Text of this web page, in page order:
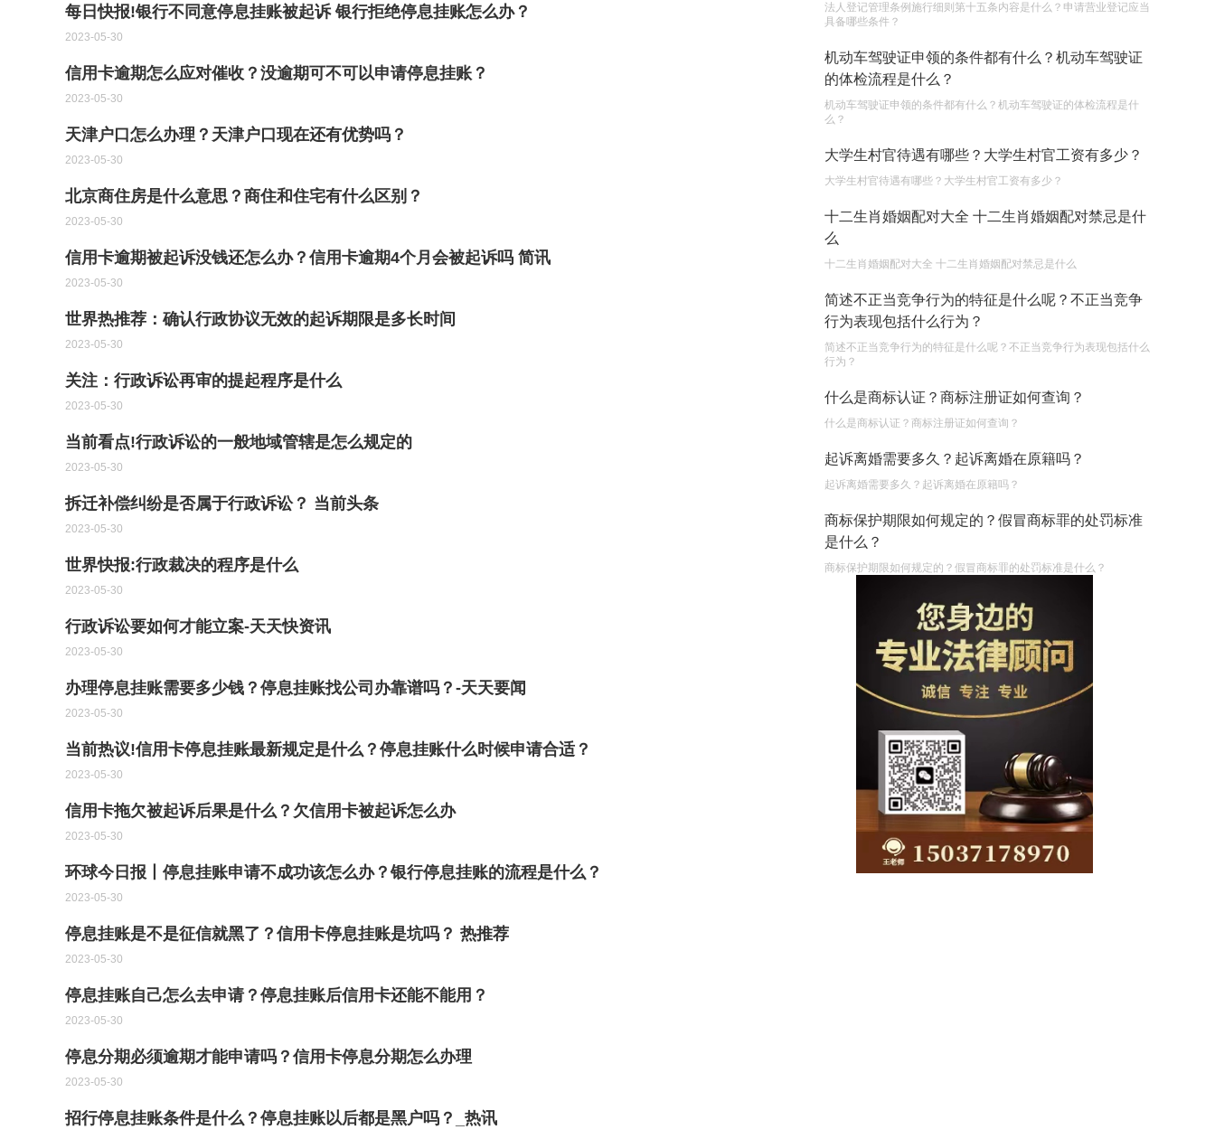
每日快报!银行不同意停息挂账被起诉 银行拒绝停息挂账怎么办？
2023-05-30
信用卡逾期怎么应对催收？没逾期可不可以申请停息挂账？
2023-05-30
天津户口怎么办理？天津户口现在还有优势吗？
2023-05-30
北京商住房是什么意思？商住和住宅有什么区别？
2023-05-30
信用卡逾期被起诉没钱还怎么办？信用卡逾期4个月会被起诉吗 简讯
2023-05-30
世界热推荐：确认行政协议无效的起诉期限是多长时间
2023-05-30
关注：行政诉讼再审的提起程序是什么
2023-05-30
当前看点!行政诉讼的一般地域管辖是怎么规定的
2023-05-30
拆迁补偿纠纷是否属于行政诉讼？ 当前头条
2023-05-30
世界快报:行政裁决的程序是什么
2023-05-30
行政诉讼要如何才能立案-天天快资讯
2023-05-30
办理停息挂账需要多少钱？停息挂账找公司办靠谱吗？-天天要闻
2023-05-30
当前热议!信用卡停息挂账最新规定是什么？停息挂账什么时候申请合适？
2023-05-30
信用卡拖欠被起诉后果是什么？欠信用卡被起诉怎么办
2023-05-30
环球今日报丨停息挂账申请不成功该怎么办？银行停息挂账的流程是什么？
2023-05-30
停息挂账是不是征信就黑了？信用卡停息挂账是坑吗？ 热推荐
2023-05-30
停息挂账自己怎么去申请？停息挂账后信用卡还能不能用？
2023-05-30
停息分期必须逾期才能申请吗？信用卡停息分期怎么办理
2023-05-30
招行停息挂账条件是什么？停息挂账以后都是黑户吗？_热讯
法人登记管理条例施行细则第十五条内容是什么？申请营业登记应当
具备哪些条件？
机动车驾驶证申领的条件都有什么？机动车驾驶证
的体检流程是什么？
机动车驾驶证申领的条件都有什么？机动车驾驶证的体检流程是什
么？
大学生村官待遇有哪些？大学生村官工资有多少？
大学生村官待遇有哪些？大学生村官工资有多少？
十二生肖婚姻配对大全 十二生肖婚姻配对禁忌是什
么
十二生肖婚姻配对大全 十二生肖婚姻配对禁忌是什么
简述不正当竞争行为的特征是什么呢？不正当竞争
行为表现包括什么行为？
简述不正当竞争行为的特征是什么呢？不正当竞争行为表现包括什么
行为？
什么是商标认证？商标注册证如何查询？
什么是商标认证？商标注册证如何查询？
起诉离婚需要多久？起诉离婚在原籍吗？
起诉离婚需要多久？起诉离婚在原籍吗？
商标保护期限如何规定的？假冒商标罪的处罚标准
是什么？
商标保护期限如何规定的？假冒商标罪的处罚标准是什么？